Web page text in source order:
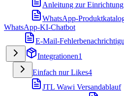
Anleitung zur
WhatsApp-
WhatsApp-KI-Chatbot
E-Mail-
Integrationen1
Einfach nur Likes4
JTL Wawi Versandablauf